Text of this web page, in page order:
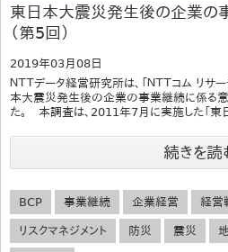
東日本大震災発生後の企業の
（第5回）
2019年03月08日
ＮＴＴデータ経営研究所は、「ＮＴＴコム リサ
本大震災発生後の企業の事業継続に係る意
た。 本調査は、2011年7月に実施した「東
続きを読
BCP 事業継続 企業経営 経営
リスクマネジメント 防災 震災